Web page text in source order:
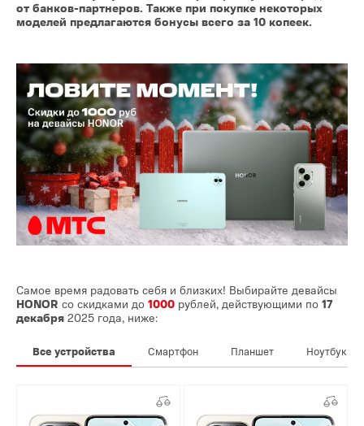
от банков-партнеров. Также при покупке некоторых
моделей предлагаются бонусы всего за 10 копеек.
Самое время радовать себя и близких! Выбирайте девайсы
HONOR со скидками до 1000 рублей, действующими по 17
декабря 2025 года, ниже:
Все устройства Смартфон Планшет Ноутбук